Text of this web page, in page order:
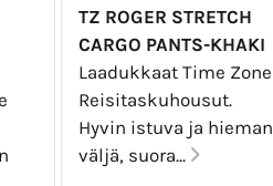
TZ ROGER STRETCH
CARGO PANTS-KHAKI
Laadukkaat Time Zone
Reisitaskuhousut.
Hyvin istuva ja hieman
väljä, suora...